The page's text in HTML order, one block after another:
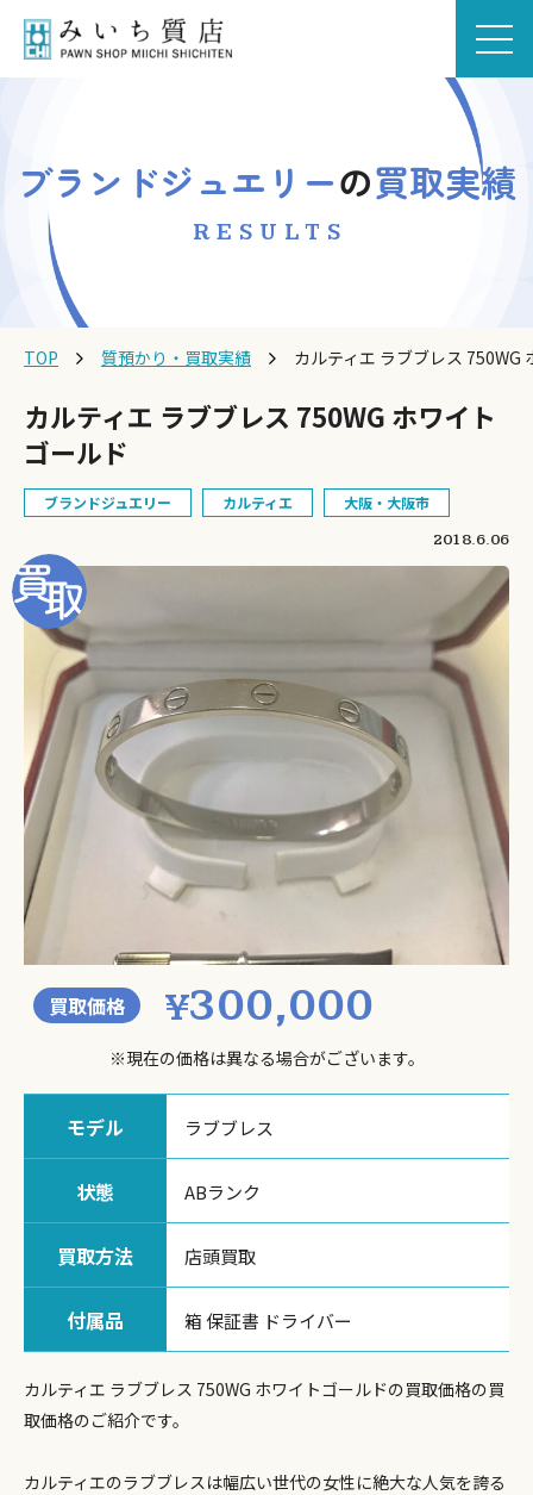
ブランドジュエリーの買取実績
RESULTS
TOP 質預かり・買取実績 カルティエ ラブブレス 750WG
カルティエ ラブブレス 750WG ホワイト
ゴールド
ブランドジュエリー カルティエ 大阪・大阪市
2018.6.06
買取価格 ¥300,000
※現在の価格は異なる場合がございます。
モデル ラブブレス
状態 ABランク
買取方法 店頭買取
付属品 箱 保証書 ドライバー
カルティエ ラブブレス 750WG ホワイトゴールドの買取価格の買
取価格のご紹介です。
カルティエのラブブレスは幅広い世代の女性に絶大な人気を誇る